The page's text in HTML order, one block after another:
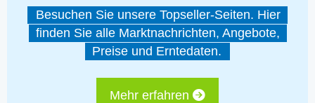
Besuchen Sie unsere Topseller-Seiten. Hier
finden Sie alle Marktnachrichten, Angebote,
Preise und Erntedaten.
Mehr erfahren